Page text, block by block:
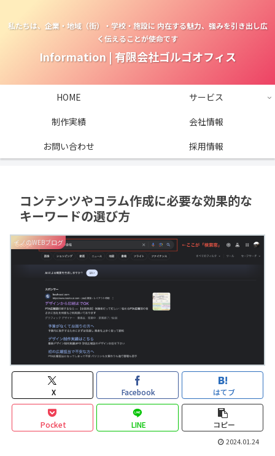
私たちは、企業・地域（街）・学校・施設に 内在する魅力、強みを引き出し広
く伝えることが使命です
Information | 有限会社ゴルゴオフィス
HOME
サービス
制作実績
会社情報
お問い合わせ
採用情報
コンテンツやコラム作成に必要な効果的な
キーワードの選び方
イノのWEBブログ
X Facebook はてブ
Pocket LINE コピー
2024.01.24